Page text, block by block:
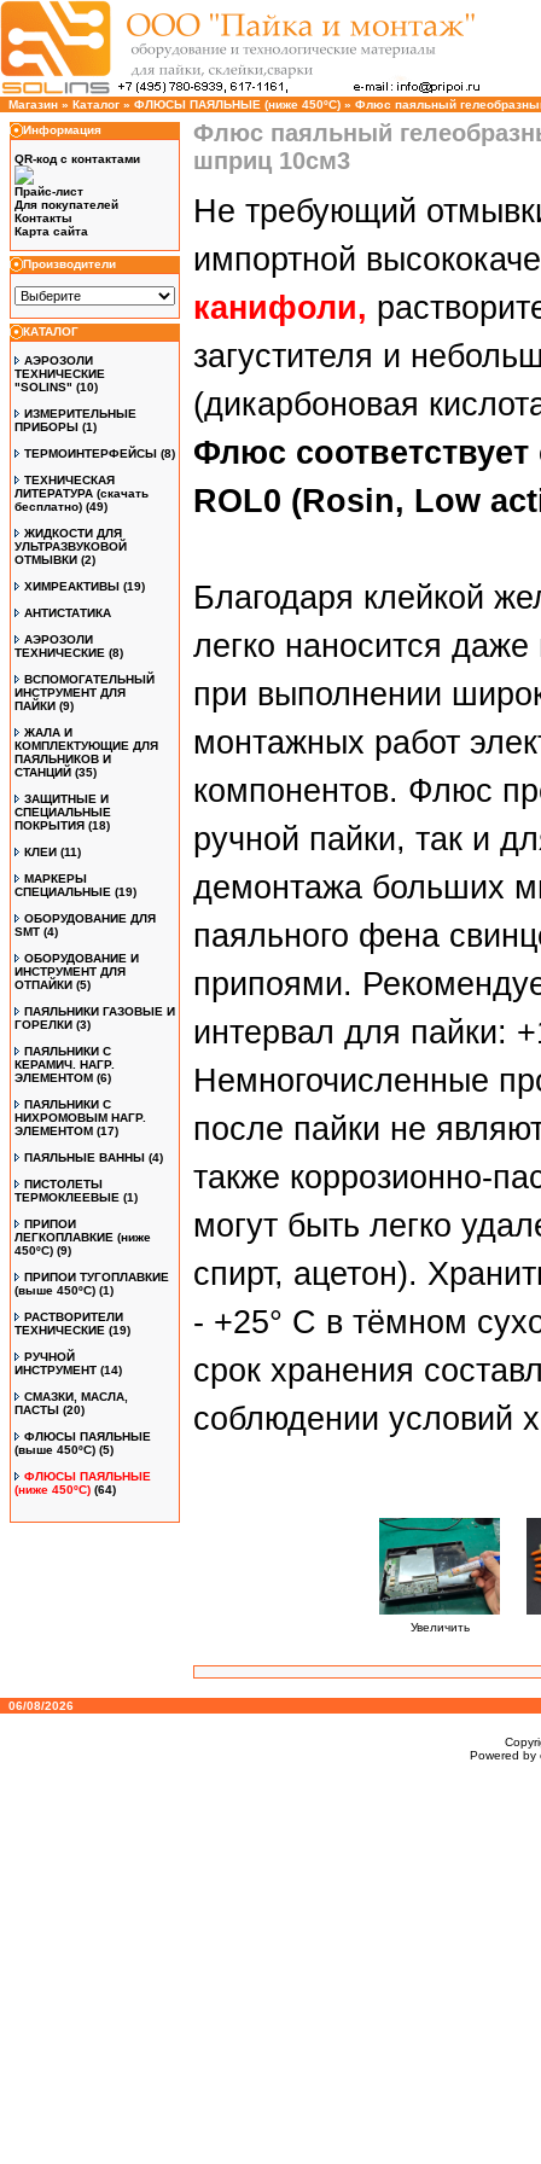
Магазин » Каталог » ФЛЮСЫ ПАЯЛЬНЫЕ (ниже 450ºC) » Флюс паяльный
Информация
QR-код с контактами
Прайс-лист
Для покупателей
Контакты
Карта сайта
Производители
КАТАЛОГ
АЭРОЗОЛИ
ТЕХНИЧЕСКИЕ
"SOLINS" (10)
ИЗМЕРИТЕЛЬНЫЕ
ПРИБОРЫ (1)
ТЕРМОИНТЕРФЕЙСЫ (8)
ТЕХНИЧЕСКАЯ
ЛИТЕРАТУРА (скачать
бесплатно) (49)
ЖИДКОСТИ ДЛЯ
УЛЬТРАЗВУКОВОЙ
ОТМЫВКИ (2)
ХИМРЕАКТИВЫ (19)
АНТИСТАТИКА
АЭРОЗОЛИ
ТЕХНИЧЕСКИЕ (8)
ВСПОМОГАТЕЛЬНЫЙ
ИНСТРУМЕНТ ДЛЯ
ПАЙКИ (9)
ЖАЛА И
КОМПЛЕКТУЮЩИЕ ДЛЯ
ПАЯЛЬНИКОВ И
СТАНЦИЙ (35)
ЗАЩИТНЫЕ И
СПЕЦИАЛЬНЫЕ
ПОКРЫТИЯ (18)
КЛЕИ (11)
МАРКЕРЫ
СПЕЦИАЛЬНЫЕ (19)
ОБОРУДОВАНИЕ ДЛЯ
SMT (4)
ОБОРУДОВАНИЕ И
ИНСТРУМЕНТ ДЛЯ
ОТПАЙКИ (5)
ПАЯЛЬНИКИ ГАЗОВЫЕ И
ГОРЕЛКИ (3)
ПАЯЛЬНИКИ С
КЕРАМИЧ. НАГР.
ЭЛЕМЕНТОМ (6)
ПАЯЛЬНИКИ С
НИХРОМОВЫМ НАГР.
ЭЛЕМЕНТОМ (17)
ПАЯЛЬНЫЕ ВАННЫ (4)
ПИСТОЛЕТЫ
ТЕРМОКЛЕЕВЫЕ (1)
ПРИПОИ
ЛЕГКОПЛАВКИЕ (ниже
450ºС) (9)
ПРИПОИ ТУГОПЛАВКИЕ
(выше 450ºС) (1)
РАСТВОРИТЕЛИ
ТЕХНИЧЕСКИЕ (19)
РУЧНОЙ
ИНСТРУМЕНТ (14)
СМАЗКИ, МАСЛА,
ПАСТЫ (20)
ФЛЮСЫ ПАЯЛЬНЫЕ
(выше 450ºC) (5)
ФЛЮСЫ ПАЯЛЬНЫЕ
(ниже 450ºC) (64)
Флюс паяльный
шприц 10см3
Не требующий
импортной
канифоли,
загустителя и
(дикарбоновая
Флюс соответствует
ROL0 (Rosin, Low
Благодаря клейкой
легко наносится
при выполнении
монтажных работ
компонентов. Флюс
ручной пайки, так и
демонтажа больших
паяльного фена
припоями.
интервал для пайки:
Немногочисленные
после пайки не
также коррозионно-
могут быть легко
спирт, ацетон).
- +25° C в тёмном
срок хранения
соблюдении условий
Увеличить
06/08/2026
Powered by